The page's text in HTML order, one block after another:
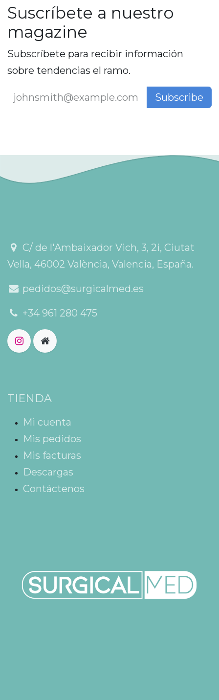
Suscríbete a nuestro
magazine
Subscríbete para recibir información
sobre tendencias el ramo.
Subscribe
C/ de l'Ambaixador Vich, 3, 2i, Ciutat
Vella, 46002 València, Valencia, España.
pedidos@surgicalmed.es
+34 961 280 475
TIENDA
Mi cuenta
Mis pedidos
Mis facturas
Descargas
Contáctenos